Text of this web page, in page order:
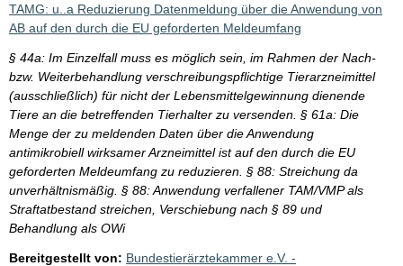
TAMG: u..a Reduzierung Datenmeldung über die Anwendung von
AB auf den durch die EU geforderten Meldeumfang
§ 44a: Im Einzelfall muss es möglich sein, im Rahmen der Nach-
bzw. Weiterbehandlung verschreibungspflichtige Tierarzneimittel
(ausschließlich) für nicht der Lebensmittelgewinnung dienende
Tiere an die betreffenden Tierhalter zu versenden. § 61a: Die
Menge der zu meldenden Daten über die Anwendung
antimikrobiell wirksamer Arzneimittel ist auf den durch die EU
geforderten Meldeumfang zu reduzieren. § 88: Streichung da
unverhältnismäßig. § 88: Anwendung verfallener TAM/VMP als
Straftatbestand streichen, Verschiebung nach § 89 und
Behandlung als OWi
Bereitgestellt von: Bundestierärztekammer e.V. -